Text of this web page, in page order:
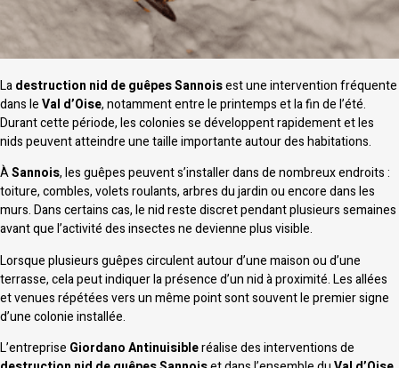
Ladestruction nid de guêpes Sannoisest une intervention fréquente
dans leVal d’Oise, notamment entre le printemps et la fin de l’été.
Durant cette période, les colonies se développent rapidement et les
nids peuvent atteindre une taille importante autour des habitations.
ÀSannois, les guêpes peuvent s’installer dans de nombreux endroits :
toiture, combles, volets roulants, arbres du jardin ou encore dans les
murs. Dans certains cas, le nid reste discret pendant plusieurs semaines
avant que l’activité des insectes ne devienne plus visible.
Lorsque plusieurs guêpes circulent autour d’une maison ou d’une
terrasse, cela peut indiquer la présence d’un nid à proximité. Les allées
et venues répétées vers un même point sont souvent le premier signe
d’une colonie installée.
L’entreprise Giordano Antinuisibleréalise des interventions de